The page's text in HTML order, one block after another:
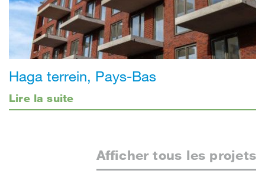
Haga terrein, Pays-Bas
Lire la suite
Afficher tous les projets